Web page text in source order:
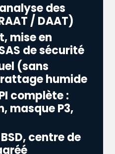
des
/ DAAT)
mise en
de sécurité
(sans
humide
complète :
masque P3,
centre de